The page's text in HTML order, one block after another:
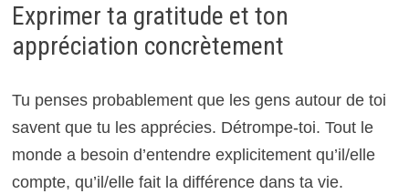
Exprimer ta gratitude et ton
appréciation concrètement
Tu penses probablement que les gens autour de toi
savent que tu les apprécies. Détrompe-toi. Tout le
monde a besoin d’entendre explicitement qu’il/elle
compte, qu’il/elle fait la différence dans ta vie.